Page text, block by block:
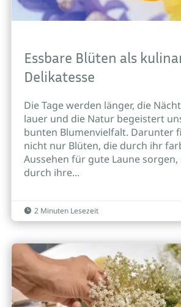
Essbare Blüten als
Delikatesse
Die Tage werden länger, die
lauer und die Natur begeistert
bunten Blumenvielfalt. Darunter
nicht nur Blüten, die durch ihr
Aussehen für gute Laune
durch ihre...
 2 Minuten Lesezeit